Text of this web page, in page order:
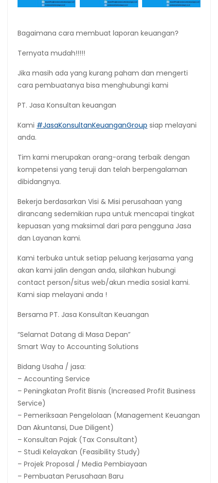
Bagaimana cara membuat laporan keuangan?
Ternyata mudah!!!!!
Jika masih ada yang kurang paham dan mengerti
cara pembuatanya bisa menghubungi kami
PT. Jasa Konsultan keuangan
Kami #JasaKonsultanKeuanganGroup siap melayani
anda.
Tim kami merupakan orang-orang terbaik dengan
kompetensi yang teruji dan telah berpengalaman
dibidangnya.
Bekerja berdasarkan Visi & Misi perusahaan yang
dirancang sedemikian rupa untuk mencapai tingkat
kepuasan yang maksimal dari para pengguna Jasa
dan Layanan kami.
Kami terbuka untuk setiap peluang kerjasama yang
akan kami jalin dengan anda, silahkan hubungi
contact person/situs web/akun media sosial kami.
Kami siap melayani anda !
Bersama PT. Jasa Konsultan Keuangan
“Selamat Datang di Masa Depan”
Smart Way to Accounting Solutions
Bidang Usaha / jasa:
– Accounting Service
– Peningkatan Profit Bisnis (Increased Profit Business
Service)
– Pemeriksaan Pengelolaan (Management Keuangan
Dan Akuntansi, Due Diligent)
– Konsultan Pajak (Tax Consultant)
– Studi Kelayakan (Feasibility Study)
– Projek Proposal / Media Pembiayaan
– Pembuatan Perusahaan Baru